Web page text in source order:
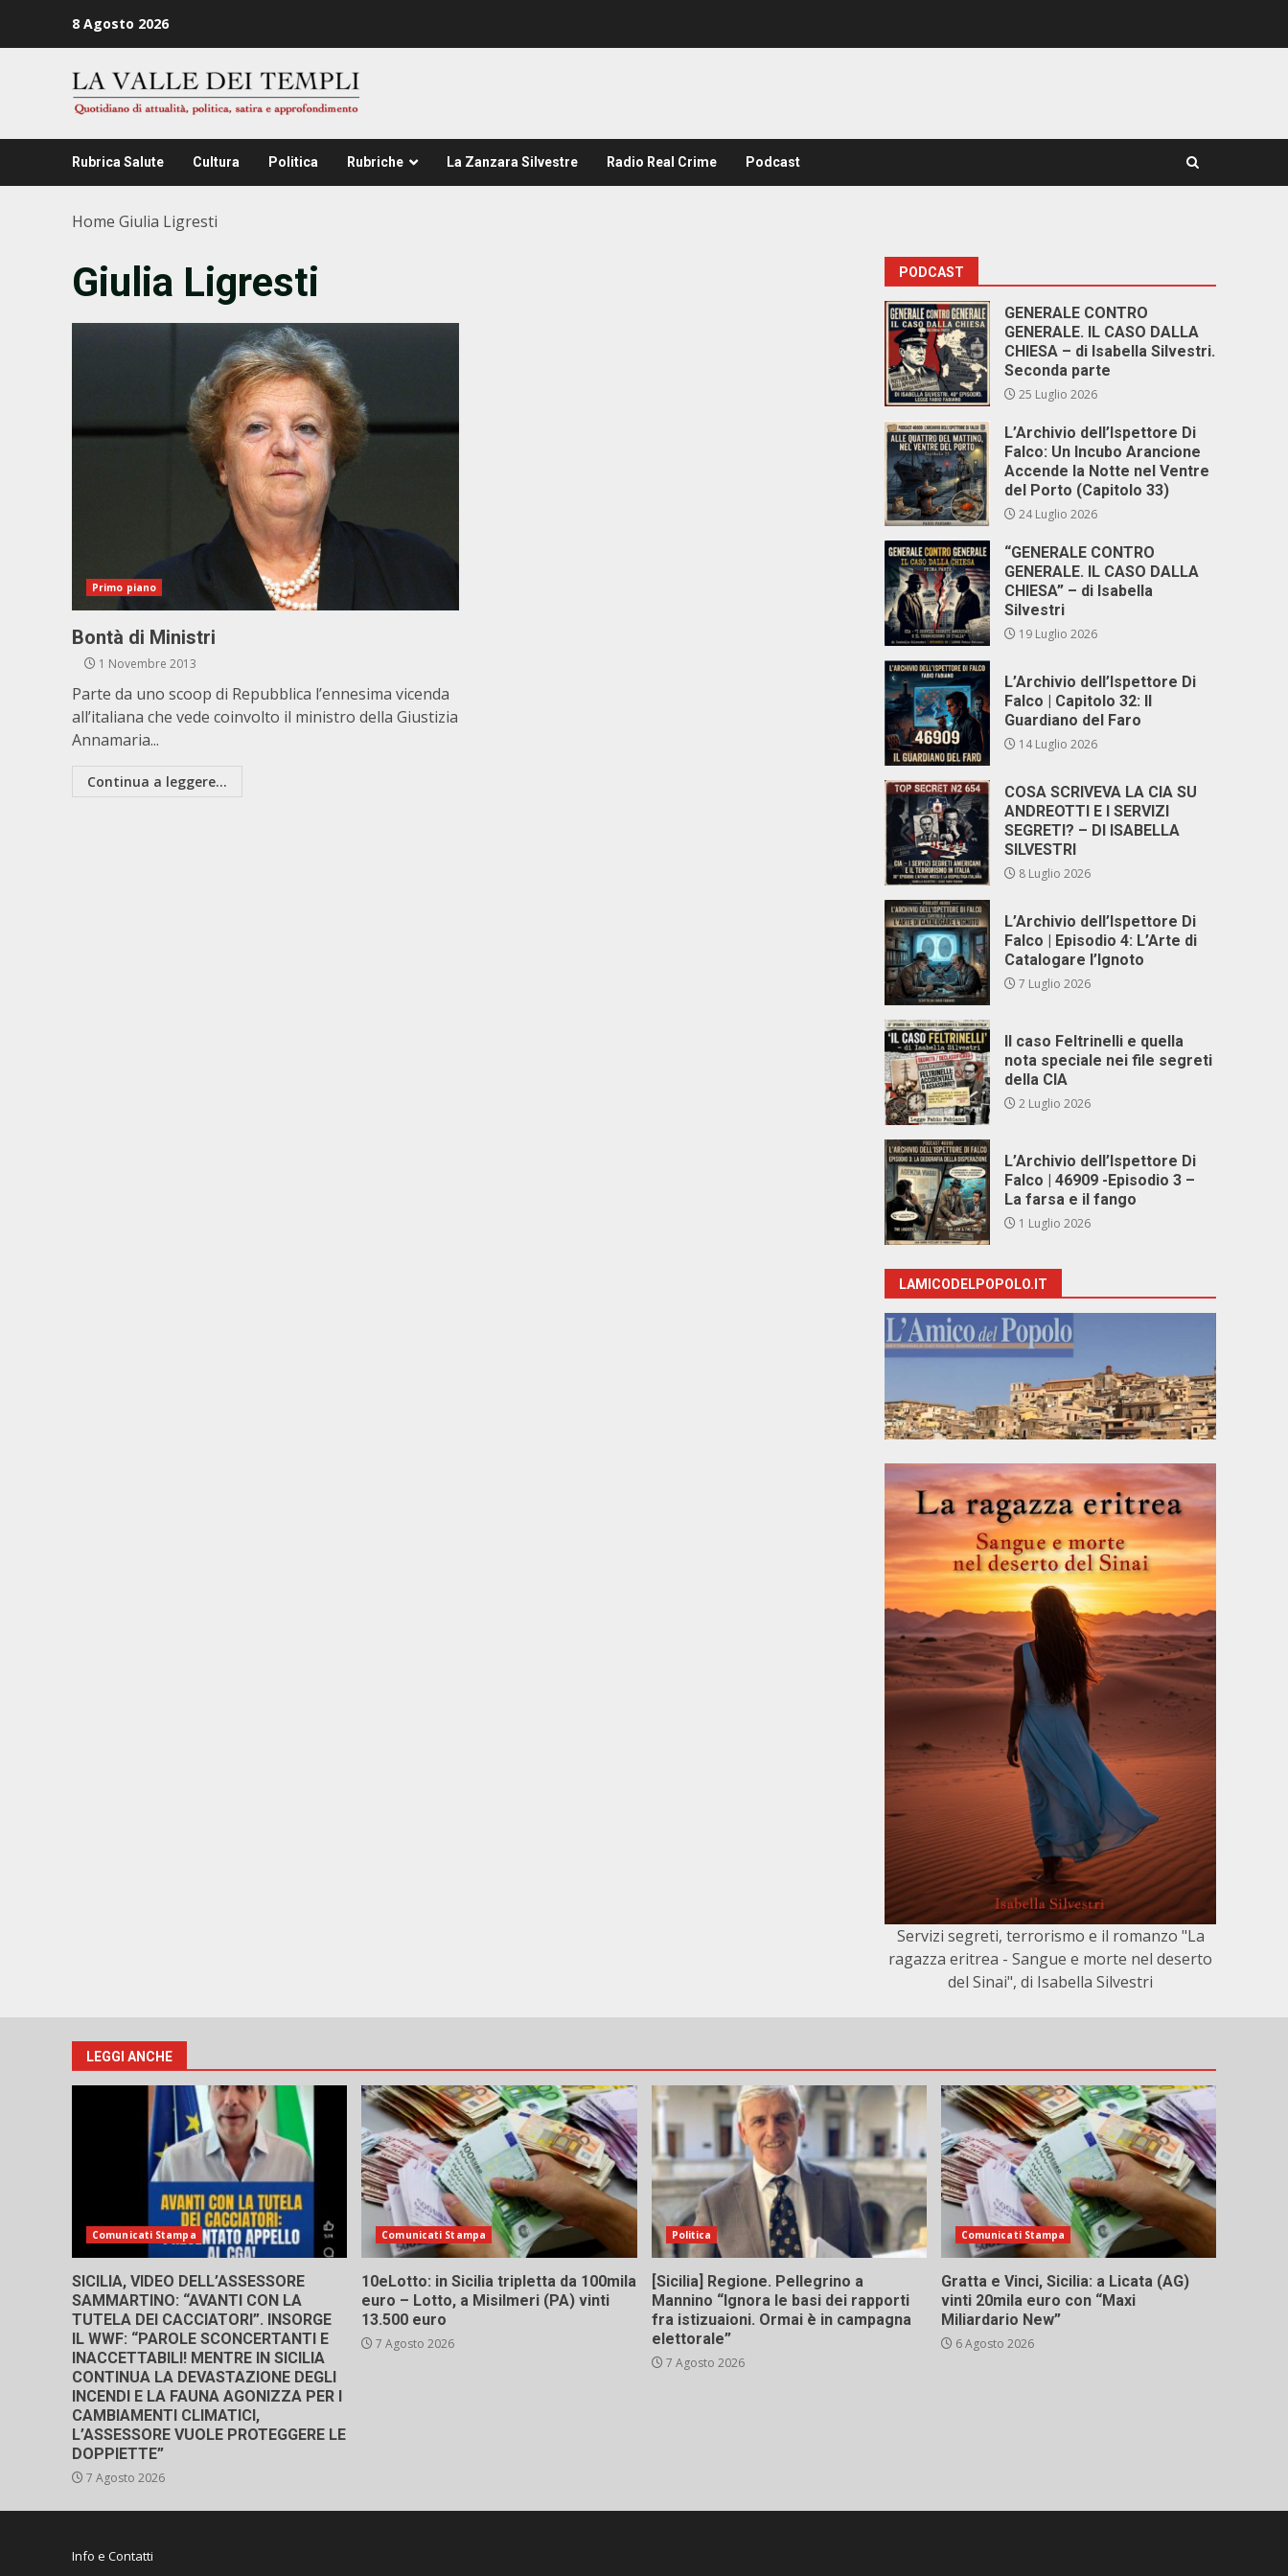
8 Agosto 2026
Rubrica Salute Cultura Politica Rubriche La Zanzara Silvestre Radio Real Crime Podcast
Home Giulia Ligresti
Giulia Ligresti
Primo piano
Bontà di Ministri
1 Novembre 2013
Parte da uno scoop di Repubblica l’ennesima vicenda
all’italiana che vede coinvolto il ministro della Giustizia
Annamaria...
Continua a leggere...
PODCAST
GENERALE CONTRO
GENERALE. IL CASO DALLA
CHIESA – di Isabella Silvestri.
Seconda parte
25 Luglio 2026
L’Archivio dell’Ispettore Di
Falco: Un Incubo Arancione
Accende la Notte nel Ventre
del Porto (Capitolo 33)
24 Luglio 2026
“GENERALE CONTRO
GENERALE. IL CASO DALLA
CHIESA” – di Isabella
Silvestri
19 Luglio 2026
L’Archivio dell’Ispettore Di
Falco | Capitolo 32: Il
Guardiano del Faro
14 Luglio 2026
COSA SCRIVEVA LA CIA SU
ANDREOTTI E I SERVIZI
SEGRETI? – DI ISABELLA
SILVESTRI
8 Luglio 2026
L’Archivio dell’Ispettore Di
Falco | Episodio 4: L’Arte di
Catalogare l’Ignoto
7 Luglio 2026
Il caso Feltrinelli e quella
nota speciale nei file segreti
della CIA
2 Luglio 2026
L’Archivio dell’Ispettore Di
Falco | 46909 -Episodio 3 –
La farsa e il fango
1 Luglio 2026
LAMICODELPOPOLO.IT
Servizi segreti, terrorismo e il romanzo "La
ragazza eritrea - Sangue e morte nel deserto
del Sinai", di Isabella Silvestri
LEGGI ANCHE
Comunicati Stampa
SICILIA, VIDEO DELL’ASSESSORE
SAMMARTINO: “AVANTI CON LA
TUTELA DEI CACCIATORI”. INSORGE
IL WWF: “PAROLE SCONCERTANTI E
INACCETTABILI! MENTRE IN SICILIA
CONTINUA LA DEVASTAZIONE DEGLI
INCENDI E LA FAUNA AGONIZZA PER I
CAMBIAMENTI CLIMATICI,
L’ASSESSORE VUOLE PROTEGGERE LE
DOPPIETTE”
7 Agosto 2026
Comunicati Stampa
10eLotto: in Sicilia tripletta da 100mila
euro – Lotto, a Misilmeri (PA) vinti
13.500 euro
7 Agosto 2026
Politica
[Sicilia] Regione. Pellegrino a
Mannino “Ignora le basi dei rapporti
fra istizuaioni. Ormai è in campagna
elettorale”
7 Agosto 2026
Comunicati Stampa
Gratta e Vinci, Sicilia: a Licata (AG)
vinti 20mila euro con “Maxi
Miliardario New”
6 Agosto 2026
Info e Contatti